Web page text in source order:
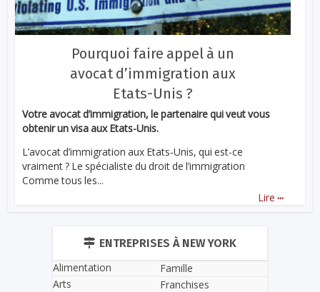
Pourquoi faire appel à un
avocat d’immigration aux
Etats-Unis ?
Votre avocat d’immigration, le partenaire qui veut vous
obtenir un visa aux Etats-Unis.
L’avocat d’immigration aux Etats-Unis, qui est-ce
vraiment ? Le spécialiste du droit de l’immigration
Comme tous les...
Lire ...
ENTREPRISES À NEW YORK
Alimentation
Arts
Famille
Franchises